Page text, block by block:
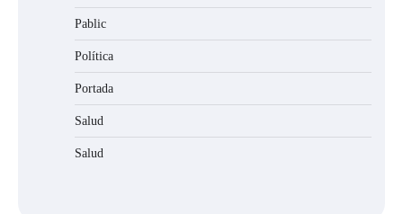
Pablic
Política
Portada
Salud
Salud